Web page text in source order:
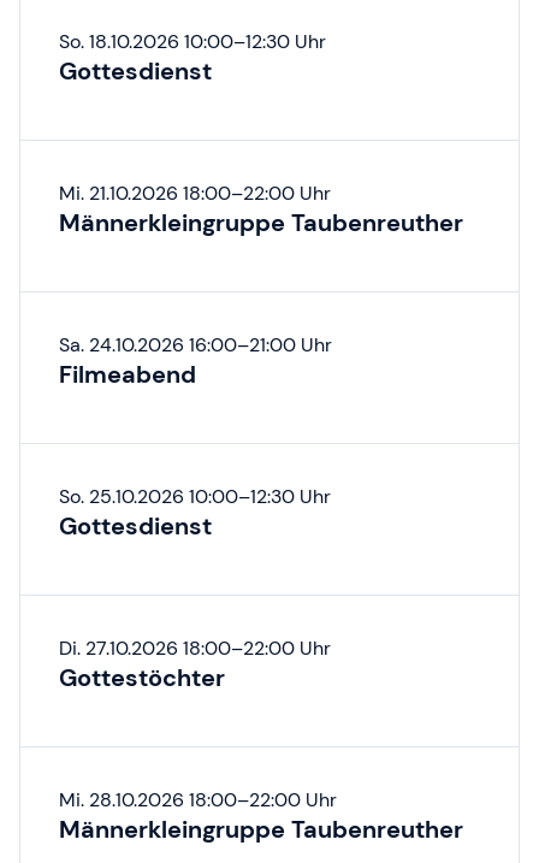
So. 18.10.2026 10:00–12:30 Uhr
Gottesdienst
Mi. 21.10.2026 18:00–22:00 Uhr
Männerkleingruppe Taubenreuther
Sa. 24.10.2026 16:00–21:00 Uhr
Filmeabend
So. 25.10.2026 10:00–12:30 Uhr
Gottesdienst
Di. 27.10.2026 18:00–22:00 Uhr
Gottestöchter
Mi. 28.10.2026 18:00–22:00 Uhr
Männerkleingruppe Taubenreuther